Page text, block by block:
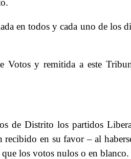
en todos y cada uno de
Votos y remitida a este
de Distrito los partidos
recibido en su favor – al
los votos nulos o en blanco.